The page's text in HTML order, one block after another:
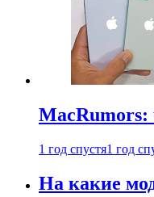
MacRumors:
1 год спустя1 год
На какие